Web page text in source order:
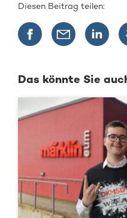
Diesen Beitrag teilen:
Das könnte Sie